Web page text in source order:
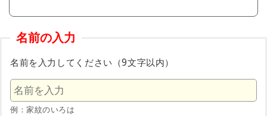
名前の入力
名前を入力してください（9文字以内）
例：家紋のいろは